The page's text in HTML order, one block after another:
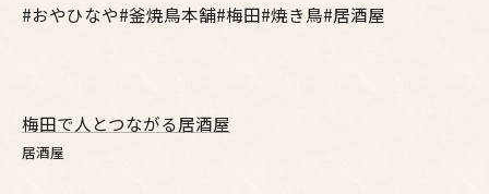
#おやひなや#釜焼鳥本舗#梅田#焼き鳥#居酒屋
梅田で人とつながる居酒屋
居酒屋